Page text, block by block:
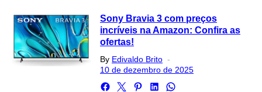
Sony Bravia 3 com preços
incríveis na Amazon: Confira as
ofertas!
By Edivaldo Brito
on
10 de dezembro de 2025